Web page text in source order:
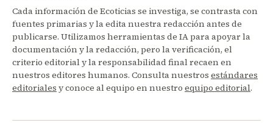
Cada información de Ecoticias se investiga, se contrasta con
fuentes primarias y la edita nuestra redacción antes de
publicarse. Utilizamos herramientas de IA para apoyar la
documentación y la redacción, pero la verificación, el
criterio editorial y la responsabilidad final recaen en
nuestros editores humanos. Consulta nuestros estándares
editoriales y conoce al equipo en nuestro equipo editorial.